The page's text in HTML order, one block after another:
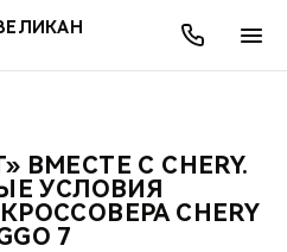
CHERY
СЕРВИСЫ
ВМЕСТЕ С CHERY.
УСЛОВИЯ
CHERY
7